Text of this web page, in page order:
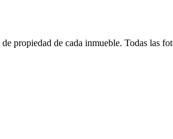
propiedad de cada inmueble. Todas las